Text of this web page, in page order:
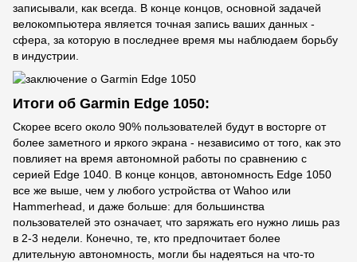
записывали, как всегда. В конце концов, основной задачей
велокомпьютера является точная запись ваших данных -
сфера, за которую в последнее время мы наблюдаем борьбу
в индустрии.
Итоги об Garmin Edge 1050:
Скорее всего около 90% пользователей будут в восторге от
более заметного и яркого экрана - независимо от того, как это
повлияет на время автономной работы по сравнению с
серией Edge 1040. В конце концов, автономность Edge 1050
все же выше, чем у любого устройства от Wahoo или
Hammerhead, и даже больше: для большинства
пользователей это означает, что заряжать его нужно лишь раз
в 2-3 недели. Конечно, те, кто предпочитает более
длительную автономность, могли бы надеяться на что-то